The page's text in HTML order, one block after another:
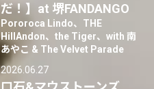
だ！】at 堺FANDANGO
Pororoca Lindo、THE
HillAndon、the Tiger、with 南
あやこ & The Velvet Parade
2026.06.27